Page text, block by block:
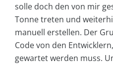
solle doch den von mir
Tonne treten und
manuell erstellen. Der
Code von den
gewartet werden muss.